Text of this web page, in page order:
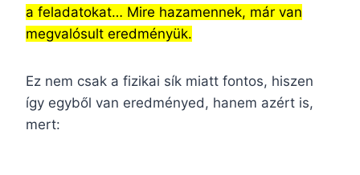
a feladatokat… Mire hazamennek, már van
megvalósult eredményük.
Ez nem csak a fizikai sík miatt fontos, hiszen
így egyből van eredményed, hanem azért is,
mert: